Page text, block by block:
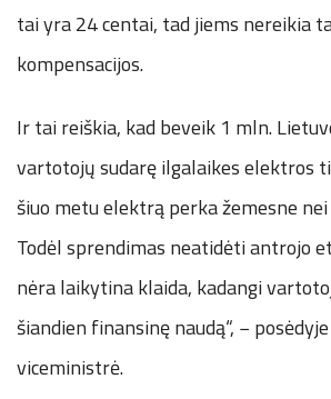
tai yra 24 centai, tad jiems nereikia
kompensacijos.
Ir tai reiškia, kad beveik 1 mln.
vartotojų sudarę ilgalaikes elektros
šiuo metu elektrą perka žemesne
Todėl sprendimas neatidėti antrojo
nėra laikytina klaida, kadangi
šiandien finansinę naudą“, −
viceministrė.